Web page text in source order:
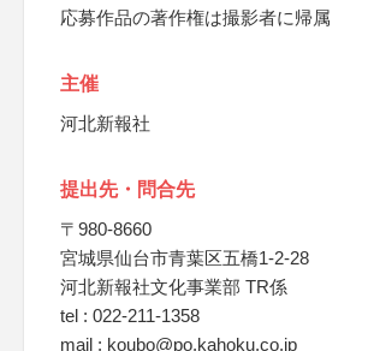
応募作品の著作権は撮影者に帰属
主催
河北新報社
提出先・問合先
〒980-8660
宮城県仙台市青葉区五橋1-2-28
河北新報社文化事業部 TR係
tel : 022-211-1358
mail : koubo@po.kahoku.co.jp